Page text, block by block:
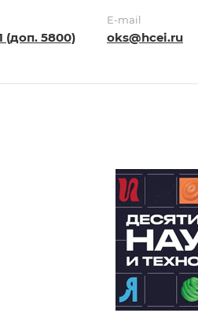
(доп. 5800)
E-mail
oks@hcei.ru